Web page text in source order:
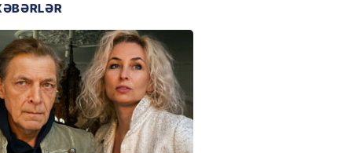
- 14:39 88
Prezident İlham Əliyevə